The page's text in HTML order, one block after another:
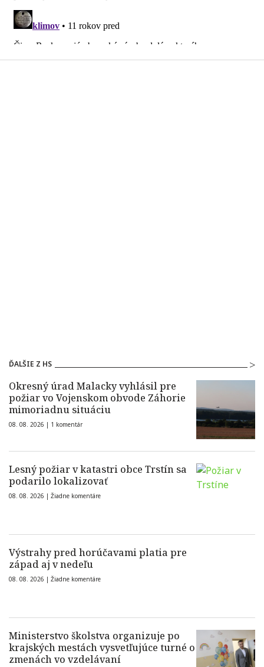
ĎALŠIE Z HS
Okresný úrad Malacky vyhlásil pre
požiar vo Vojenskom obvode Záhorie
mimoriadnu situáciu
08. 08. 2026 | 1 komentár
Lesný požiar v katastri obce Trstín sa
podarilo lokalizovať
08. 08. 2026 | Žiadne komentáre
Výstrahy pred horúčavami platia pre
západ aj v nedeľu
08. 08. 2026 | Žiadne komentáre
Ministerstvo školstva organizuje po
krajských mestách vysvetľujúce turné o
zmenách vo vzdelávaní